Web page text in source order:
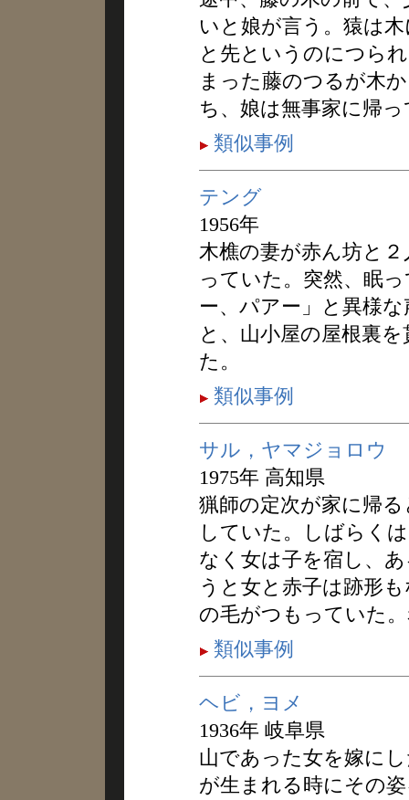
いと娘が言う。猿は
と先というのにつら
まった藤のつるが木
ち、娘は無事家に帰
類似事例
テング
1956年
木樵の妻が赤ん坊と
っていた。突然、眠
ー、パアー」と異様
と、山小屋の屋根裏
た。
類似事例
サル，ヤマジョロウ
1975年 高知県
猟師の定次が家に帰
していた。しばらく
なく女は子を宿し、
うと女と赤子は跡形
の毛がつもっていた
類似事例
ヘビ，ヨメ
1936年 岐阜県
山であった女を嫁に
が生まれる時にその